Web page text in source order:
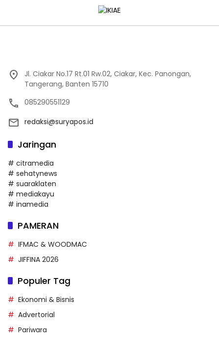
Jl. Ciakar No.17 Rt.01 Rw.02, Ciakar, Kec. Panongan,
Tangerang, Banten 15710
085290551129
redaksi@suryapos.id
Jaringan
# citramedia
# sehatynews
# suaraklaten
# mediakayu
# inamedia
PAMERAN
IFMAC & WOODMAC
JIFFINA 2026
Populer Tag
Ekonomi & Bisnis
Advertorial
Pariwara